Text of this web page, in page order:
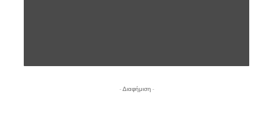
- Διαφήμιση -